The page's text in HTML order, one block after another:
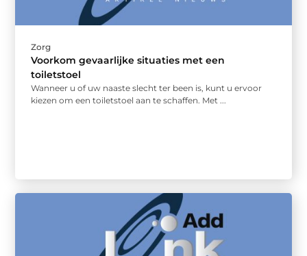
Zorg
Voorkom gevaarlijke situaties met een
toiletstoel
Wanneer u of uw naaste slecht ter been is, kunt u ervoor
kiezen om een toiletstoel aan te schaffen. Met ...